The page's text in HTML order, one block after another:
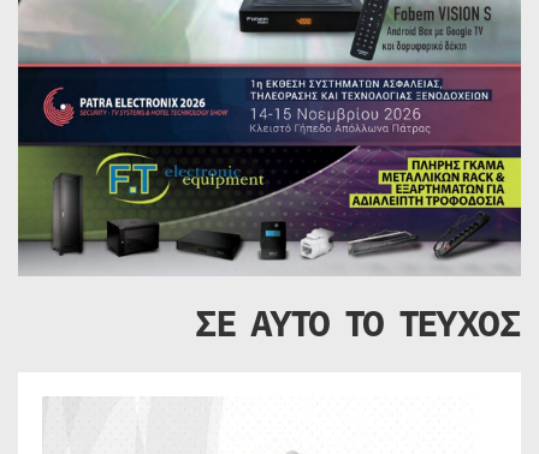
ΣΕ ΑΥΤΟ ΤΟ ΤΕΥΧΟΣ